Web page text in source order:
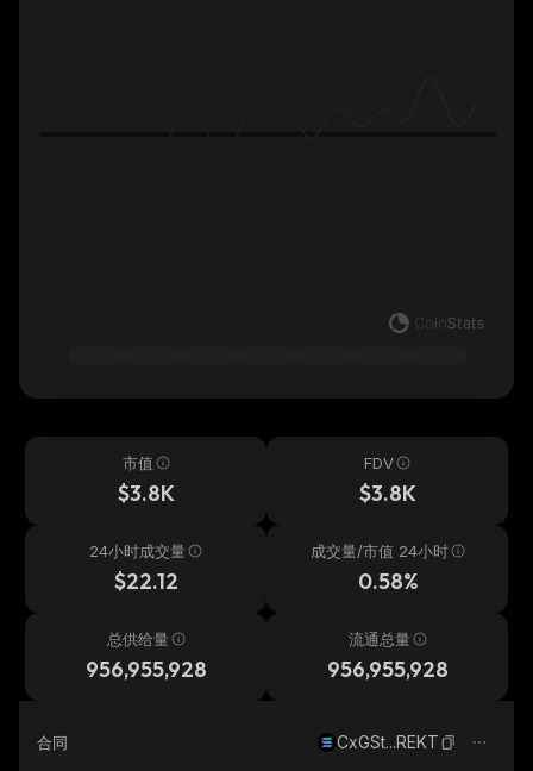
市值
$3.8K
FDV
$3.8K
24小时成交量
$22.12
成交量/市值 24小时
0.58%
总供给量
956,955,928
流通总量
956,955,928
合同 CxGSt...REKT